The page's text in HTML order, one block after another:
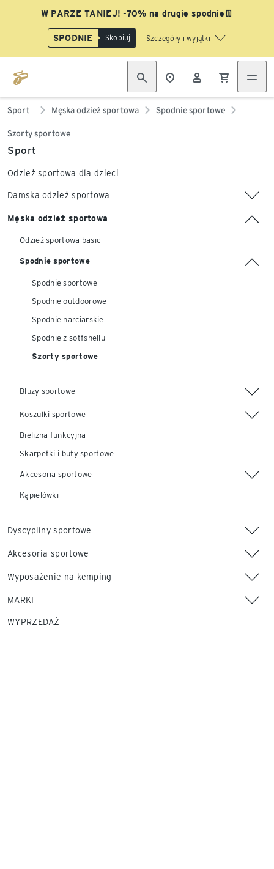
W PARZE TANIEJ! -70% na drugie spodnie👖
SPODNIE Skopiuj Szczegóły i wyjątki
Sport Męska odzież sportowa Spodnie sportowe
Szorty sportowe
Sport
Odzież sportowa dla dzieci
Damska odzież sportowa
Męska odzież sportowa
Odzież sportowa basic
Spodnie sportowe
Spodnie sportowe
Spodnie outdoorowe
Spodnie narciarskie
Spodnie z sotfshellu
Szorty sportowe
Bluzy sportowe
Koszulki sportowe
Bielizna funkcyjna
Skarpetki i buty sportowe
Akcesoria sportowe
Kąpielówki
Dyscypliny sportowe
Akcesoria sportowe
Wyposażenie na kemping
MARKI
WYPRZEDAŻ